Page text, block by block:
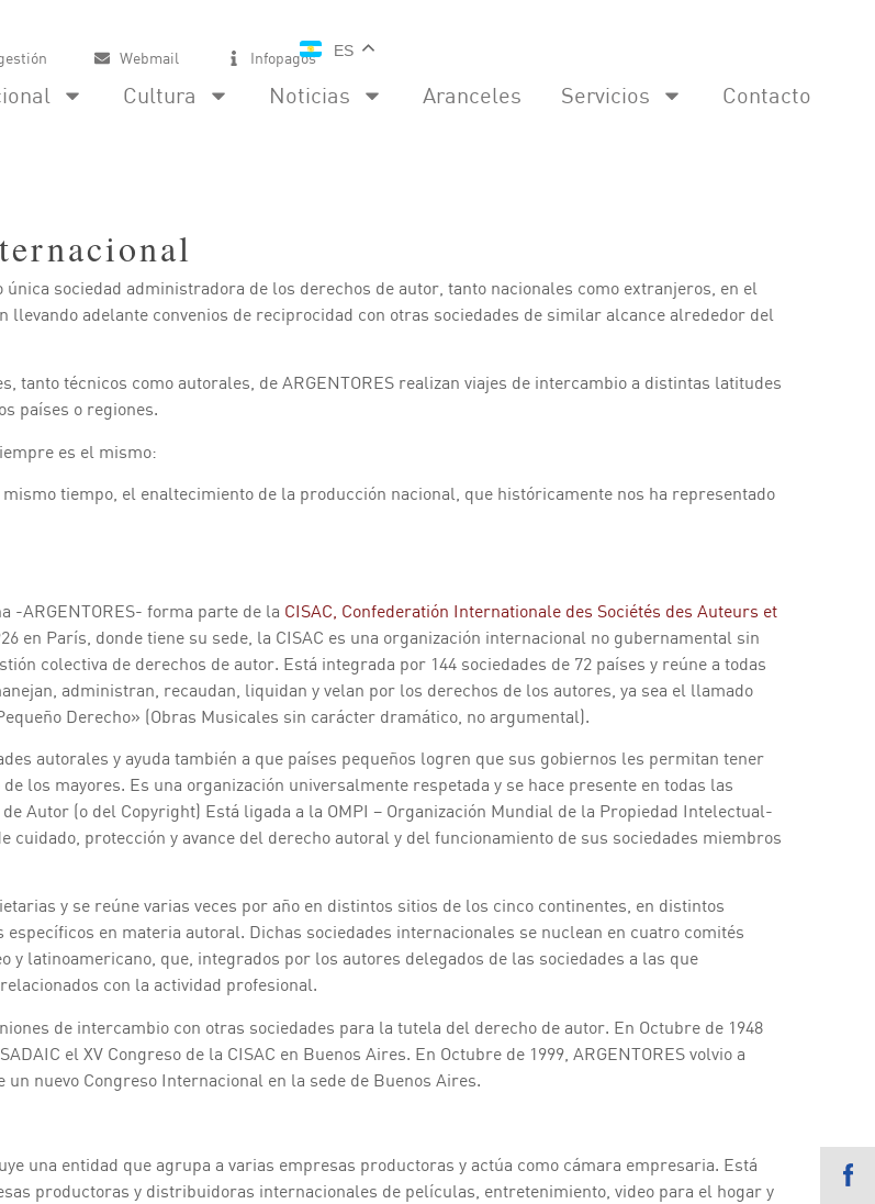
Cultura Noticias Aranceles Servicios Contacto
Webmail Infopagos ES
única sociedad administradora de los derechos de autor, tanto nacionales como extranjeros, en el
adelante convenios de reciprocidad con otras sociedades de similar alcance alrededor del
tanto técnicos como autorales, de ARGENTORES realizan viajes de intercambio a distintas latitudes
países o regiones.
es el mismo:
tiempo, el enaltecimiento de la producción nacional, que históricamente nos ha representado
-ARGENTORES- forma parte de la CISAC, Confederatión Internationale des Sociétés des Auteurs et
en París, donde tiene su sede, la CISAC es una organización internacional no gubernamental sin
colectiva de derechos de autor. Está integrada por 144 sociedades de 72 países y reúne a todas
administran, recaudan, liquidan y velan por los derechos de los autores, ya sea el llamado
Derecho» (Obras Musicales sin carácter dramático, no argumental).
autorales y ayuda también a que países pequeños logren que sus gobiernos les permitan tener
los mayores. Es una organización universalmente respetada y se hace presente en todas las
Autor (o del Copyright) Está ligada a la OMPI – Organización Mundial de la Propiedad Intelectual-
cuidado, protección y avance del derecho autoral y del funcionamiento de sus sociedades miembros
y se reúne varias veces por año en distintos sitios de los cinco continentes, en distintos
en materia autoral. Dichas sociedades internacionales se nuclean en cuatro comités
y latinoamericano, que, integrados por los autores delegados de las sociedades a las que
con la actividad profesional.
de intercambio con otras sociedades para la tutela del derecho de autor. En Octubre de 1948
el XV Congreso de la CISAC en Buenos Aires. En Octubre de 1999, ARGENTORES volvio a
nuevo Congreso Internacional en la sede de Buenos Aires.
una entidad que agrupa a varias empresas productoras y actúa como cámara empresaria. Está
productoras y distribuidoras internacionales de películas, entretenimiento, video para el hogar y